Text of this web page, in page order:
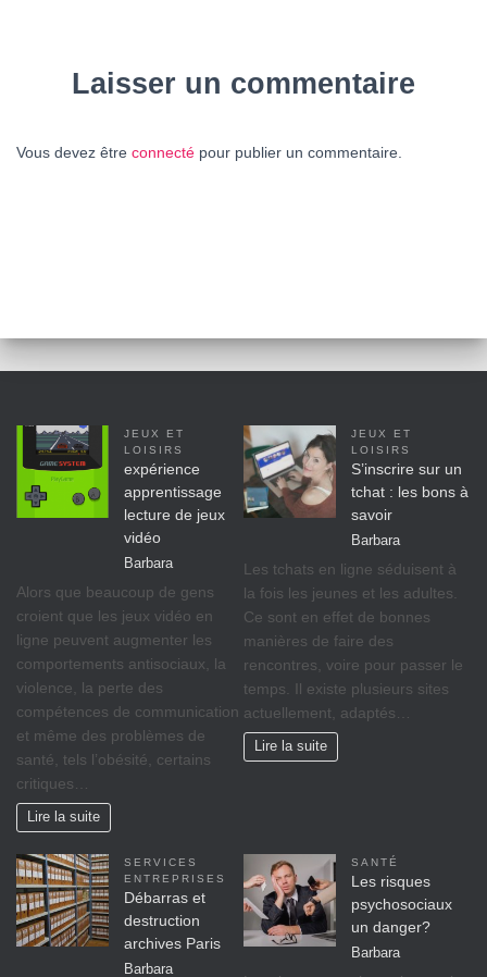
Laisser un commentaire
Vous devez être connecté pour publier un commentaire.
JEUX ET
LOISIRS
expérience
apprentissage
lecture de jeux
vidéo
Barbara
Alors que beaucoup de gens
croient que les jeux vidéo en
ligne peuvent augmenter les
comportements antisociaux, la
violence, la perte des
compétences de communication
et même des problèmes de
santé, tels l’obésité, certains
critiques…
Lire la suite
JEUX ET
LOISIRS
S’inscrire sur un
tchat : les bons à
savoir
Barbara
Les tchats en ligne séduisent à
la fois les jeunes et les adultes.
Ce sont en effet de bonnes
manières de faire des
rencontres, voire pour passer le
temps. Il existe plusieurs sites
actuellement, adaptés…
Lire la suite
SERVICES
ENTREPRISES
Débarras et
destruction
archives Paris
Barbara
SANTÉ
Les risques
psychosociaux
un danger?
Barbara